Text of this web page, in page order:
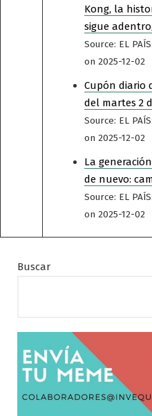
Kong, la
sigue
Source: EL
on 2025-12-02
Cupón diario
del martes 2
Source: EL
on 2025-12-02
La
de nuevo:
Source: EL
on 2025-12-02
Buscar